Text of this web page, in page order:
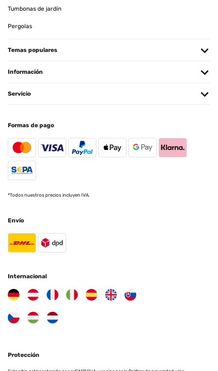
03/11/2024
Utilisateur d'Amazon
Traducir
Lovely frames and easy to remove the back they look great on my
Amazon-Benutzer
Traducir
Traducir
Tumbonas de jardín
Pergolas
Temas populares
Información
Servicio
Formas de pago
*Todos nuestros precios incluyen IVA.
Envío
Internacional
Protección